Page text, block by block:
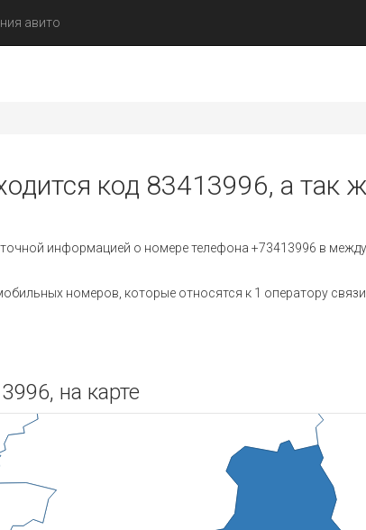
авито
код 83413996, а так
информацией о номере телефона +73413996 в
номеров, которые относятся к 1 оператору связи
на карте